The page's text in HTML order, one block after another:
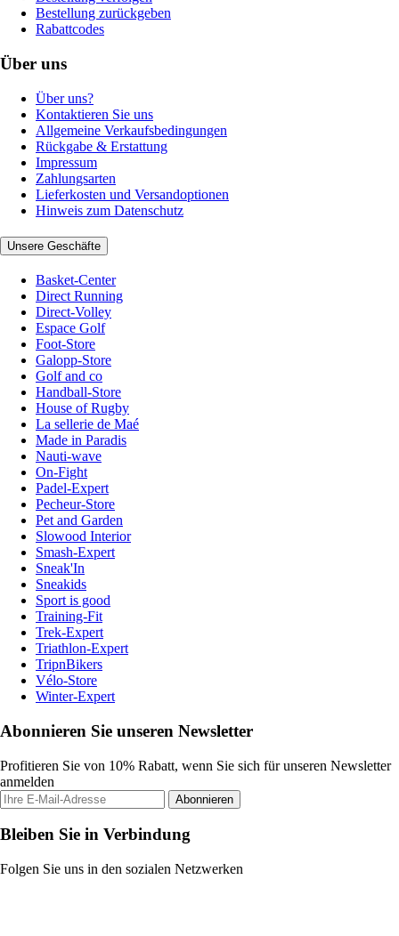
Bestellung zurückgeben
Rabattcodes
Über uns
Über uns?
Kontaktieren Sie uns
Allgemeine Verkaufsbedingungen
Rückgabe & Erstattung
Impressum
Zahlungsarten
Lieferkosten und Versandoptionen
Hinweis zum Datenschutz
Unsere Geschäfte
Basket-Center
Direct Running
Direct-Volley
Espace Golf
Foot-Store
Galopp-Store
Golf and co
Handball-Store
House of Rugby
La sellerie de Maé
Made in Paradis
Nauti-wave
On-Fight
Padel-Expert
Pecheur-Store
Pet and Garden
Slowood Interior
Smash-Expert
Sneak'In
Sneakids
Sport is good
Training-Fit
Trek-Expert
Triathlon-Expert
TripnBikers
Vélo-Store
Winter-Expert
Abonnieren Sie unseren Newsletter
Profitieren Sie von 10% Rabatt, wenn Sie sich für unseren Newsletter
anmelden
Abonnieren
Bleiben Sie in Verbindung
Folgen Sie uns in den sozialen Netzwerken